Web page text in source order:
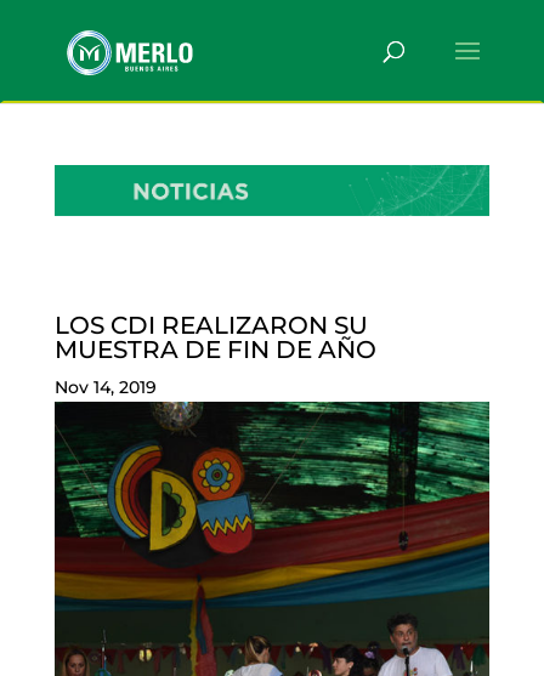
LOS CDI REALIZARON SU
MUESTRA DE FIN DE AÑO
Nov 14, 2019